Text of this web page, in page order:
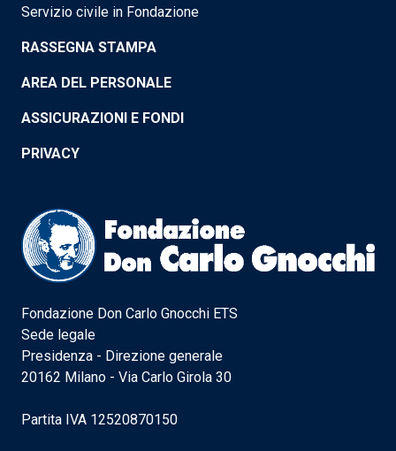
Servizio civile in Fondazione
RASSEGNA STAMPA
AREA DEL PERSONALE
ASSICURAZIONI E FONDI
PRIVACY
Fondazione Don Carlo Gnocchi ETS
Sede legale
Presidenza - Direzione generale
20162 Milano - Via Carlo Girola 30
Partita IVA 12520870150